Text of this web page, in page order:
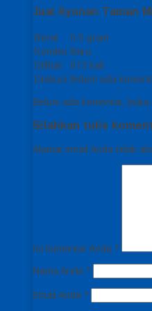
Jual Ayunan Taman
Berat
0.5 gram
Kondisi Baru
Dilihat
973 kali
Diskusi Belum ada
Belum ada komentar,
Silahkan tulis
Alamat email Anda tidak
Isi komentar Anda *
Nama Anda *
Email Anda *